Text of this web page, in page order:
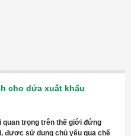
cho dứa xuất khẩu
quan trọng trên thế giới đứng
được sử dụng chủ yếu qua chế